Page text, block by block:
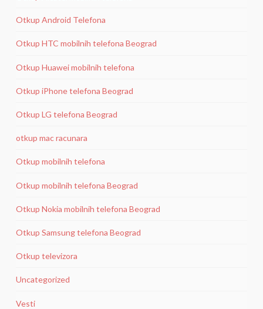
Otkup Android Telefona
Otkup HTC mobilnih telefona Beograd
Otkup Huawei mobilnih telefona
Otkup iPhone telefona Beograd
Otkup LG telefona Beograd
otkup mac racunara
Otkup mobilnih telefona
Otkup mobilnih telefona Beograd
Otkup Nokia mobilnih telefona Beograd
Otkup Samsung telefona Beograd
Otkup televizora
Uncategorized
Vesti